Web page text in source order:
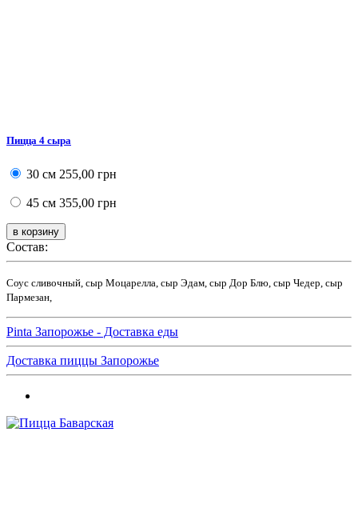
Пицца 4 сыра
30 см 255,00 грн
45 см 355,00 грн
Состав:
Соус сливочный, сыр Моцарелла, сыр Эдам, сыр Дор Блю, сыр Чедер, сыр
Пармезан,
Pinta Запорожье - Доставка еды
Доставка пиццы Запорожье